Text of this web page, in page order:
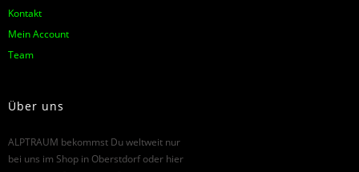
Kontakt
Mein Account
Team
Über uns
ALPTRAUM bekommst Du weltweit nur
bei uns im Shop in Oberstdorf oder hier